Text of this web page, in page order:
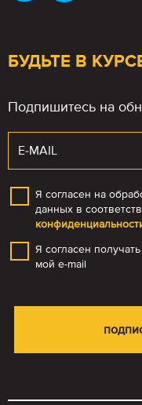
БУДЬТЕ В
Подпишитесь на
Я согласен на
данных в
Я согласен
мой e-mail